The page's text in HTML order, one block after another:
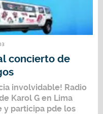
concierto de
involvidable! Radio
Karol G en Lima
y participa pde los